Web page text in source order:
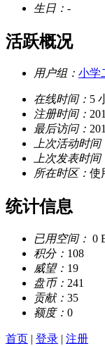
生日： -
活跃概况
用户组： 小学
在线时间： 5
注册时间：
最后访问：
上次活动时间
上次发表时间
所在时区： 使
统计信息
已用空间： 0
积分： 108
威望： 19
盘币： 241
贡献： 35
额度： 0
首页 | 登录 | 注册